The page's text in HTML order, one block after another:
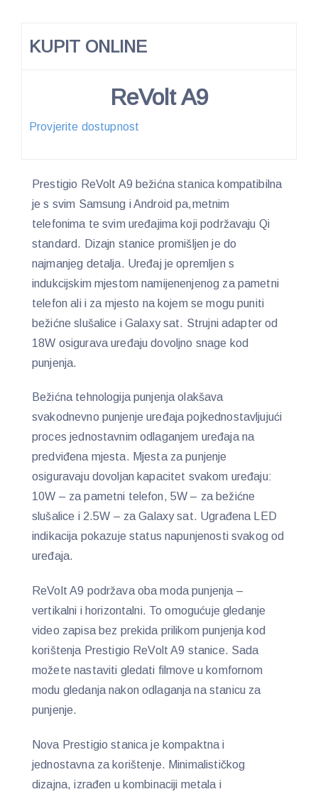
KUPIT ONLINE
ReVolt A9
Provjerite dostupnost
Prestigio ReVolt A9 bežićna stanica kompatibilna
je s svim Samsung i Android pa,metnim
telefonima te svim uređajima koji podržavaju Qi
standard. Dizajn stanice promišljen je do
najmanjeg detalja. Uređaj je opremljen s
indukcijskim mjestom namijenenjenog za pametni
telefon ali i za mjesto na kojem se mogu puniti
bežićne slušalice i Galaxy sat. Strujni adapter od
18W osigurava uređaju dovoljno snage kod
punjenja.
Bežićna tehnologija punjenja olakšava
svakodnevno punjenje uređaja pojkednostavljujući
proces jednostavnim odlaganjem uređaja na
predviđena mjesta. Mjesta za punjenje
osiguravaju dovoljan kapacitet svakom uređaju:
10W – za pametni telefon, 5W – za bežićne
slušalice i 2.5W – za Galaxy sat. Ugrađena LED
indikacija pokazuje status napunjenosti svakog od
uređaja.
ReVolt A9 podržava oba moda punjenja –
vertikalni i horizontalni. To omogućuje gledanje
video zapisa bez prekida prilikom punjenja kod
korištenja Prestigio ReVolt A9 stanice. Sada
možete nastaviti gledati filmove u komfornom
modu gledanja nakon odlaganja na stanicu za
punjenje.
Nova Prestigio stanica je kompaktna i
jednostavna za korištenje. Minimalističkog
dizajna, izrađen u kombinaciji metala i